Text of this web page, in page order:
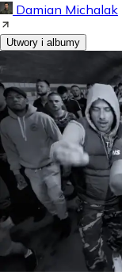
Damian Michalak
Utwory i albumy